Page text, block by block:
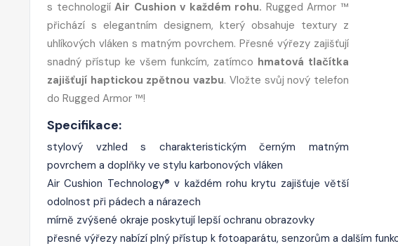
s technologiíAir Cushion v každém rohu. Rugged Armor ™
přichází s elegantním designem, který obsahuje textury z
uhlíkových vláken s matným povrchem. Přesné výřezy zajišťují
snadný přístup ke všem funkcím, zatímco hmatová tlačítka
zajišťují haptickou zpětnou vazbu. Vložte svůj nový telefon
do Rugged Armor ™!
Specifikace:
stylový vzhled s charakteristickým černým matným
povrchem a doplňky ve stylu karbonových vláken
Air Cushion Technology® v každém rohu krytu zajišťuje větší
odolnost při pádech a nárazech
mírně zvýšené okraje poskytují lepší ochranu obrazovky
přesné výřezy nabízí plný přístup k fotoaparátu, senzorům a dalším